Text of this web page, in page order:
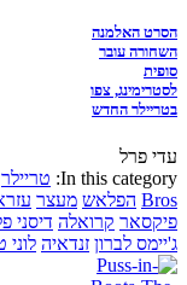
הסרט האלמנה
השחורה עובר
סופית
לסטרימינג, צפו
בטריילר החדש
עדי פרל
In this category: טריילר
Bros הפלאש מעצר
פיקסאר קרואלה דיסני
ג'יימס לברון זנדאיה לוני